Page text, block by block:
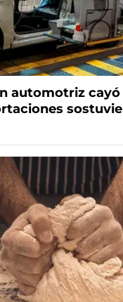
automotriz cayó